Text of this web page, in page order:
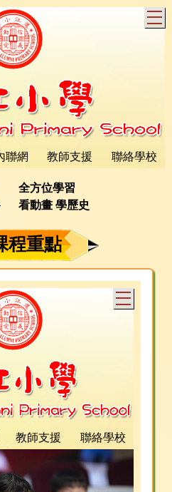
聯網 教師支援 聯絡學校
全方位學習
看動畫 學歷史
程重點